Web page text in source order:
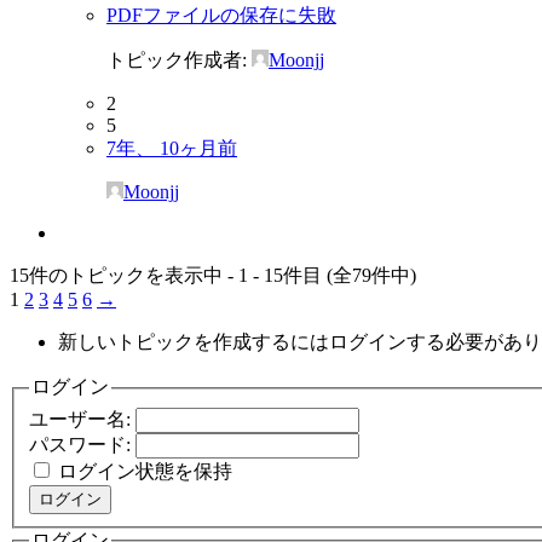
PDFファイルの保存に失敗
トピック作成者: Moonjj
2
5
7年、 10ヶ月前
Moonjj
15件のトピックを表示中 - 1 - 15件目 (全79件中)
1 2 3 4 5 6 →
新しいトピックを作成するにはログインする必要があ
ログイン
ユーザー名:
パスワード:
ログイン状態を保持
ログイン